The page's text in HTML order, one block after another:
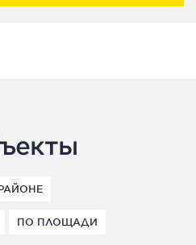
ПО ПЛОЩАДИ